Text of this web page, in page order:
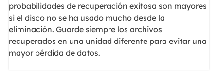
probabilidades de recuperación exitosa son mayores
si el disco no se ha usado mucho desde la
eliminación. Guarde siempre los archivos
recuperados en una unidad diferente para evitar una
mayor pérdida de datos.